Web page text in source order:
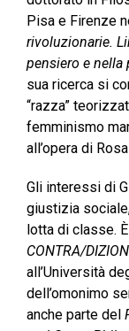
Pisa e Firenze
rivoluzionarie.
pensiero e nella
sua ricerca si
“razza”
femminismo
all’opera di
Gli interessi di
giustizia
lotta di classe.
CONTRA/
all’Università
dell’omonimo
anche parte del